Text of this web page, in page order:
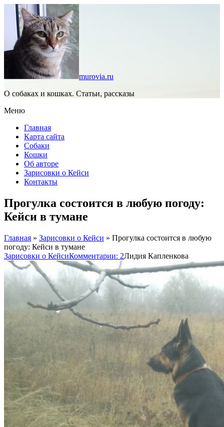
murovia.ru
О собаках и кошках. Статьи, рассказы
Меню
Главная
Карта сайта
Собаки
Кошки
Об авторе
Зарисовки о Кейси
Контакты
Прогулка состоится в любую погоду:
Кейси в тумане
Главная » Зарисовки о Кейси » Прогулка состоится в любую
погоду: Кейси в тумане
Зарисовки о КейсиКомментарии: 2Лидия Капленкова